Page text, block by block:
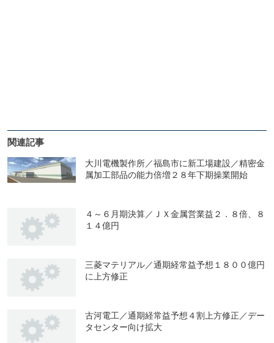
関連記事
大川電機製作所／福島市に新工場建設／精密金
属加工部品の能力倍増２８年下期操業開始
４～６月期決算／ＪＸ金属営業益２．８倍、８
１４億円
三菱マテリアル／通期経常益予想１８００億円
に上方修正
古河電工／通期経常益予想４割上方修正／デー
タセンター向け拡大